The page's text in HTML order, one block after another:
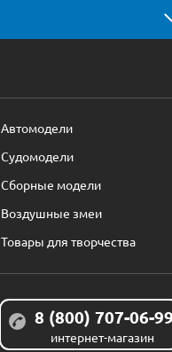
Автомодели
Судомодели
Сборные модели
Воздушные змеи
Товары для творчества
8 (800) 707-06-
интернет-магазин